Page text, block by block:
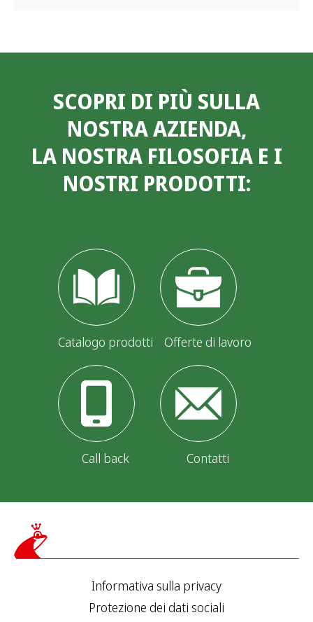
SCOPRI DI PIÙ SULLA
NOSTRA AZIENDA,
LA NOSTRA FILOSOFIA E I
NOSTRI PRODOTTI:
Catalogo prodotti Offerte di lavoro
Call back Contatti
Informativa sulla privacy
Protezione dei dati sociali